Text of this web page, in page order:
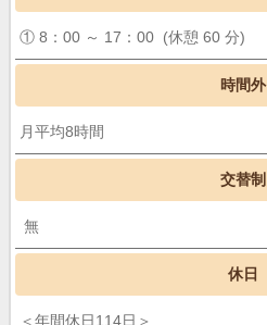
① 8：00 ～ 17：00 (休憩 60 分)
時間外
月平均8時間
交替制
無
休日
＜年間休日114日＞